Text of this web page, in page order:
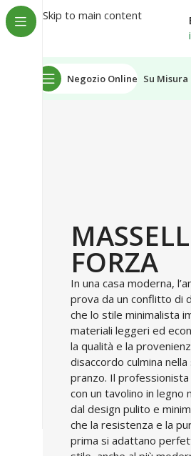
Skip to main content
Negozio Online Su Misura
FORZA
In una casa moderna,
prova da un conflitto di
che lo stile minimalista
materiali leggeri ed
la qualità e la
disaccordo culmina
pranzo. Il
con un tavolino in legno
dal design pulito e
che la resistenza e la
prima si adattano